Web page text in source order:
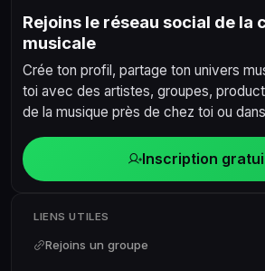
Rejoins le réseau social de la
musicale
Crée ton profil, partage ton univers
toi avec des artistes, groupes,
de la musique près de chez toi ou
Inscription
LIENS UTILES
Rejoins un groupe